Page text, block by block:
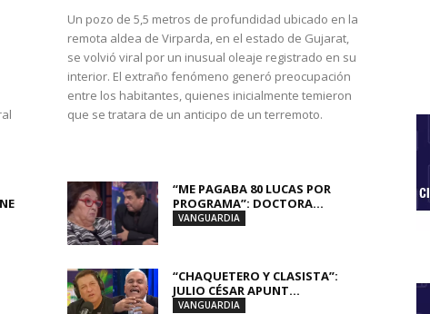
Un pozo de 5,5 metros de profundidad ubicado en la
remota aldea de Virparda, en el estado de Gujarat,
se volvió viral por un inusual oleaje registrado en su
interior. El extraño fenómeno generó preocupación
entre los habitantes, quienes inicialmente temieron
que se tratara de un anticipo de un terremoto.
“ME PAGABA 80 LUCAS POR
PROGRAMA”: DOCTORA...
VANGUARDIA
“CHAQUETERO Y CLASISTA”:
JULIO CÉSAR APUNT...
VANGUARDIA